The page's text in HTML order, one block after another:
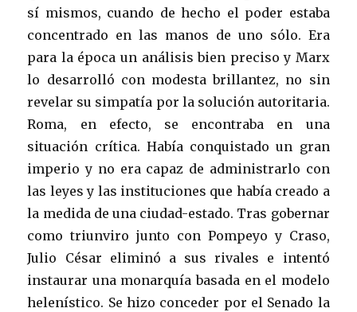
sí mismos, cuando de hecho el poder estaba
concentrado en las manos de uno sólo. Era
para la época un análisis bien preciso y Marx
lo desarrolló con modesta brillantez, no sin
revelar su simpatía por la solución autoritaria.
Roma, en efecto, se encontraba en una
situación crítica. Había conquistado un gran
imperio y no era capaz de administrarlo con
las leyes y las instituciones que había creado a
la medida de una ciudad-estado. Tras gobernar
como triunviro junto con Pompeyo y Craso,
Julio César eliminó a sus rivales e intentó
instaurar una monarquía basada en el modelo
helenístico. Se hizo conceder por el Senado la